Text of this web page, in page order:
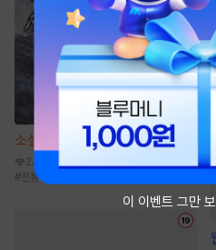
소설 천산칠금생 [단행본]
2.6만
#전통무협
이 이벤트 그만 보